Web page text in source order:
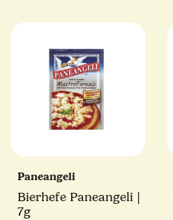
Paneangeli
Bierhefe Paneangeli |
7g